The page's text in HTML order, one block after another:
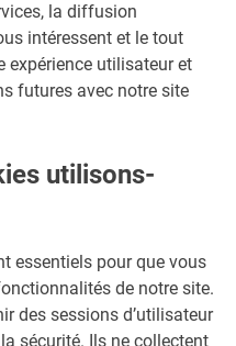
la diffusion
intéressent et le tout
expérience utilisateur et
futures avec notre site
utilisons-
essentiels pour que vous
de notre site.
des sessions d’utilisateur
sécurité. Ils ne collectent